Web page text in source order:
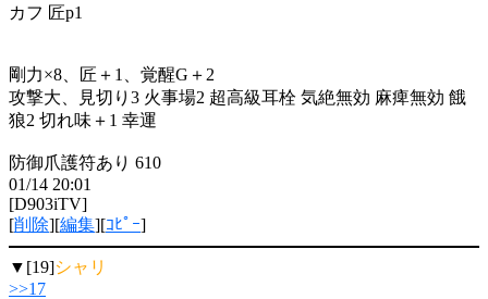
カフ 匠p1
剛力×8、匠＋1、覚醒G＋2
攻撃大、見切り3 火事場2 超高級耳栓 気絶無効 麻痺無効 餓
狼2 切れ味＋1 幸運
防御爪護符あり 610
01/14 20:01
[D903iTV]
[削除][編集][ｺﾋﾟｰ]
▼[19]シャリ
>>17